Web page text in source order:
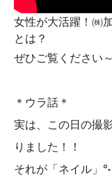
女性が大活躍！㈱
とは？
ぜひご覧ください
＊ウラ話＊
実は、この日の撮
りました！！
それが「ネイル」